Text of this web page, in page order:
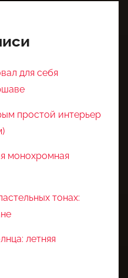
для себя
простой интерьер
монохромная
тонах:
летняя